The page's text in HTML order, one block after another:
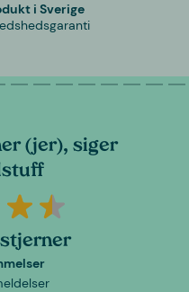
i Sverige
(jer), siger